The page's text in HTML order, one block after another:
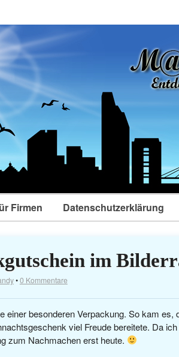
Firmen Datenschutzerklärung
im
•0 Kommentare
einer besonderen Verpackung. So kam
viel Freude bereitete. Da
zum Nachmachen erst heute.